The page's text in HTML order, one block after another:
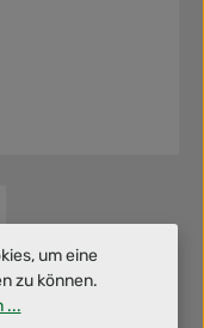
um eine
zu können.
...